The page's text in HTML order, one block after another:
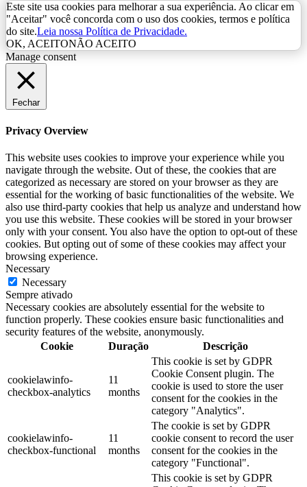
Este site usa cookies para melhorar a sua experiência. Ao clicar em
"Aceitar" você concorda com o uso dos cookies, termos e política
do site.Leia nossa Política de Privacidade.
OK, ACEITONÃO ACEITO
Manage consent
Fechar
Privacy Overview
This website uses cookies to improve your experience while you
navigate through the website. Out of these, the cookies that are
categorized as necessary are stored on your browser as they are
essential for the working of basic functionalities of the website. We
also use third-party cookies that help us analyze and understand how
you use this website. These cookies will be stored in your browser
only with your consent. You also have the option to opt-out of these
cookies. But opting out of some of these cookies may affect your
browsing experience.
Necessary
Necessary
Sempre ativado
Necessary cookies are absolutely essential for the website to
function properly. These cookies ensure basic functionalities and
security features of the website, anonymously.
Cookie
Duração Descrição
cookielawinfo-
checkbox-analytics
11
months
This cookie is set by GDPR
Cookie Consent plugin. The
cookie is used to store the user
consent for the cookies in the
category "Analytics".
cookielawinfo-
checkbox-functional
11
months
The cookie is set by GDPR
cookie consent to record the user
consent for the cookies in the
category "Functional".
This cookie is set by GDPR